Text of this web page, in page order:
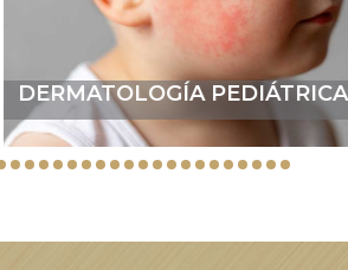
DERMATOLOGÍA PEDIÁTRICA